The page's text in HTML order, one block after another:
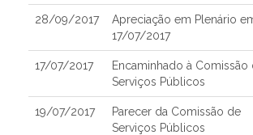
28/09/2017
Apreciação em Plenário
17/07/2017
17/07/2017
Encaminhado à Comissão
Serviços Públicos
19/07/2017
Parecer da Comissão de
Serviços Públicos